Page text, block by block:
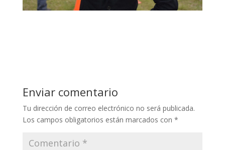
Enviar comentario
Tu dirección de correo electrónico no será publicada.
Los campos obligatorios están marcados con *